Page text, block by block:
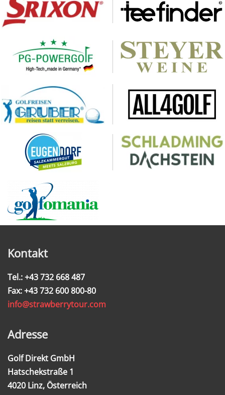
Kontakt
Tel.: +43 732 668 487
Fax: +43 732 600 800-80
info@strawberrytour.com
Adresse
Golf Direkt GmbH
Hatschekstraße 1
4020 Linz, Österreich